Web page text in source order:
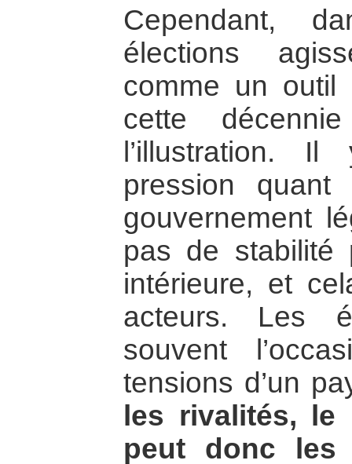
Cependant,
élections
comme un outil
cette
l’illustration.
pression quant
gouvernement
pas de stabilité
intérieure, et
acteurs. Les
souvent
tensions d’un
les rivalités, le
peut donc les